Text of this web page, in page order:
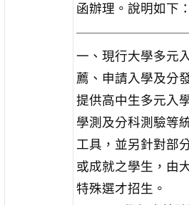
函辦理。說明如下：
一、現行大學多元
薦、申請入學及分
提供高中生多元入
學測及分科測驗等
工具，並另針對部
或成就之學生，由
特殊選才招生。